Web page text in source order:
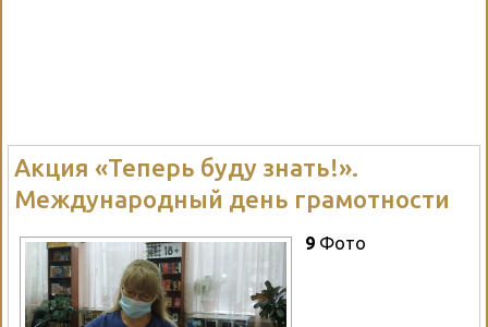
Акция «Теперь буду знать!».
Международный день грамотности
9 Фото